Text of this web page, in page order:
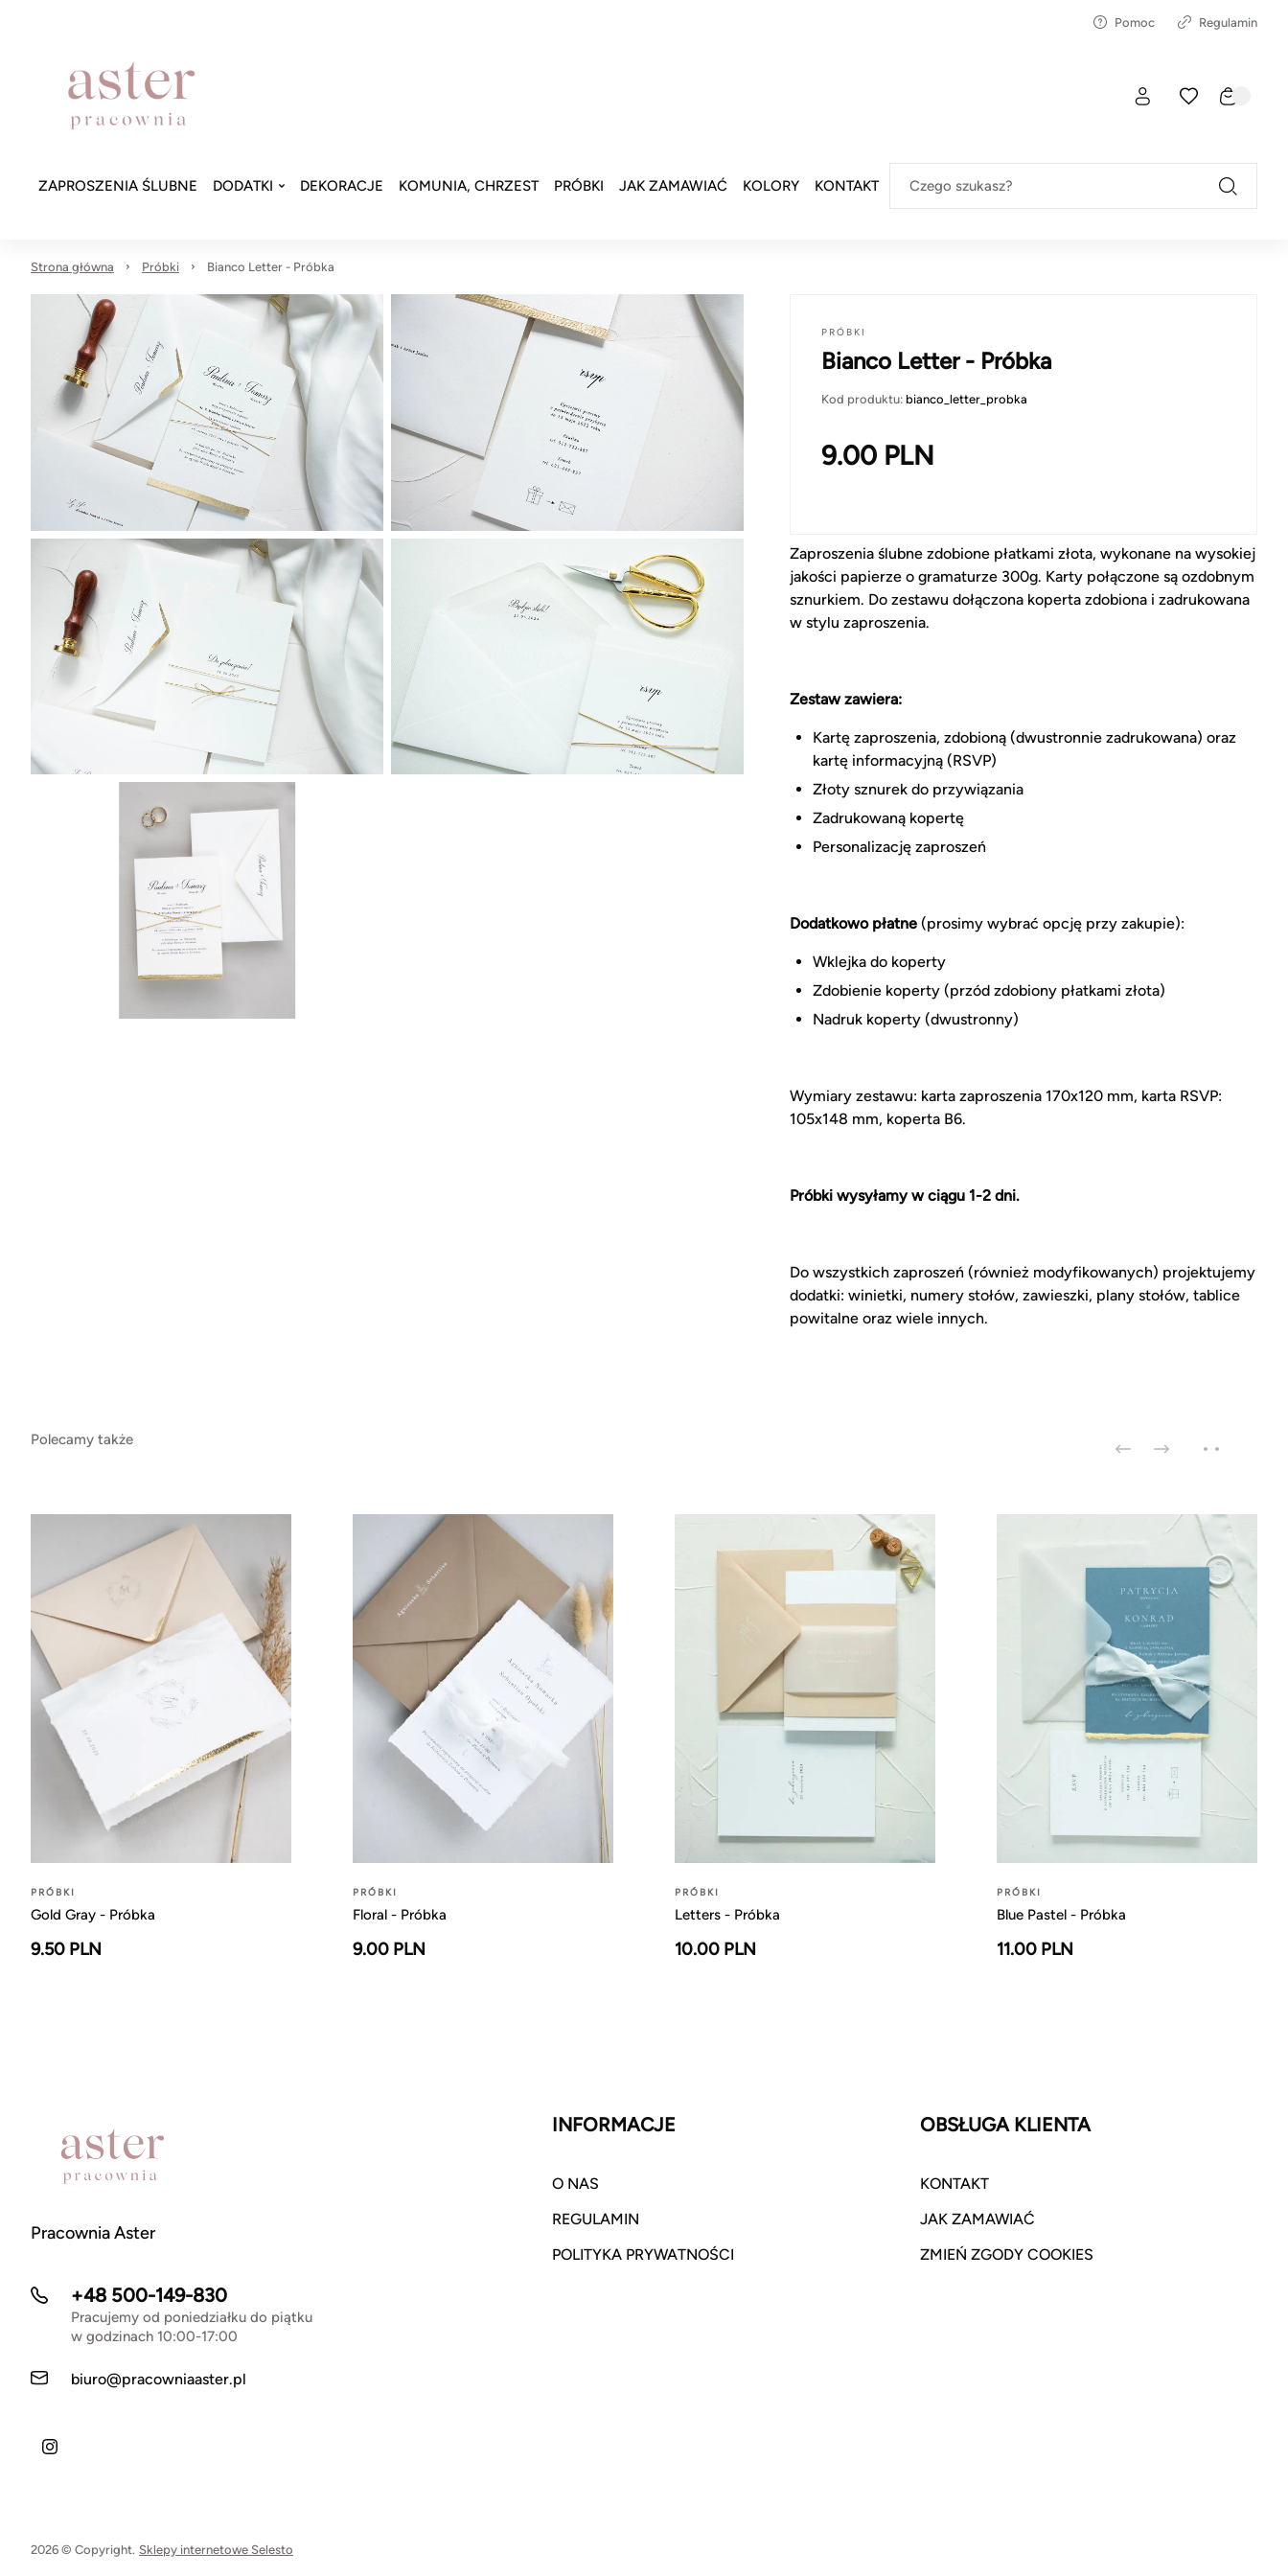
Pomoc Regulamin
ZAPROSZENIA ŚLUBNE DODATKI DEKORACJE KOMUNIA, CHRZEST PRÓBKI JAK ZAMAWIAĆ KOLORY KONTAKT Czego szukasz?
Strona główna Próbki Bianco Letter - Próbka
PRÓBKI
Bianco Letter - Próbka
Kod produktu: bianco_letter_probka
9.00 PLN
Zaproszenia ślubne zdobione płatkami złota, wykonane na wysokiej
jakości papierze o gramaturze 300g. Karty połączone są ozdobnym
sznurkiem. Do zestawu dołączona koperta zdobiona i zadrukowana
w stylu zaproszenia.
Zestaw zawiera:
Kartę zaproszenia, zdobioną (dwustronnie zadrukowana) oraz
kartę informacyjną (RSVP)
Złoty sznurek do przywiązania
Zadrukowaną kopertę
Personalizację zaproszeń
Dodatkowo płatne (prosimy wybrać opcję przy zakupie):
Wklejka do koperty
Zdobienie koperty (przód zdobiony płatkami złota)
Nadruk koperty (dwustronny)
Wymiary zestawu: karta zaproszenia 170x120 mm, karta RSVP:
105x148 mm, koperta B6.
Próbki wysyłamy w ciągu 1-2 dni.
Do wszystkich zaproszeń (również modyfikowanych) projektujemy
dodatki: winietki, numery stołów, zawieszki, plany stołów, tablice
powitalne oraz wiele innych.
Polecamy także
PRÓBKI
Gold Gray - Próbka
9.50 PLN
PRÓBKI
Floral - Próbka
9.00 PLN
PRÓBKI
Letters - Próbka
10.00 PLN
PRÓBKI
Blue Pastel - Próbka
11.00 PLN
Pracownia Aster
+48 500-149-830
Pracujemy od poniedziałku do piątku
w godzinach 10:00-17:00
biuro@pracowniaaster.pl
INFORMACJE
O NAS
REGULAMIN
POLITYKA PRYWATNOŚCI
OBSŁUGA KLIENTA
KONTAKT
JAK ZAMAWIAĆ
ZMIEŃ ZGODY COOKIES
2026 © Copyright. Sklepy internetowe Selesto